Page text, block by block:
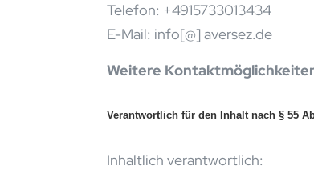
Telefon: +4915733013434
E-Mail: info[@] aversez.de
Weitere
Verantwortlich für den Inhalt nach § 55
Inhaltlich verantwortlich: